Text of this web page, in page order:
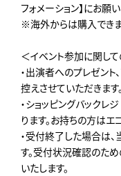
フォメーション】にお願
※海外からは購入でき
＜イベント参加に関し
・出演者へのプレゼント
控えさせていただきます。
・ショッピングバックレ
ります。お持ちの方はエ
・受付終了した場合は
す。受付状況確認のた
いたします。